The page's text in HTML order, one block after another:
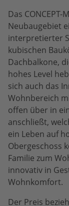
Das
Neubaugebiet
interpretierter
kubischen
Dachbalkone,
hohes Level
sich auch das
Wohnbereich
offen über in
anschließt,
ein Leben auf
Obergeschoss
Familie zum
innovativ in
Wohnkomfort.
Der Preis